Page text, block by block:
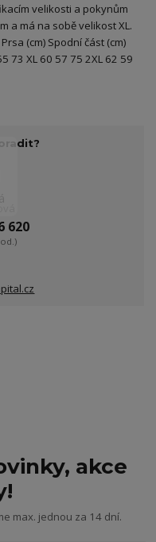
velikosti a pokynům
a má na sobě velikost XL.
(cm) Spodní část (cm)
73 XL 60 57 75 2XL 62 59
620
akce
max. jednou za 14 dní.